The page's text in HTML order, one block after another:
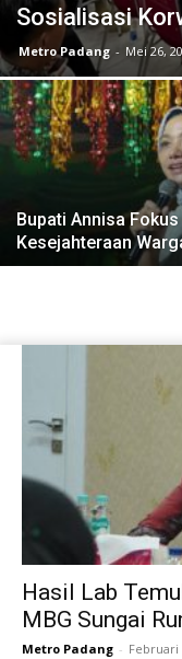
Sosialisasi
Metro Padang - Mei 26,
Bupati Annisa
Kesejahteraan
Hasil Lab
MBG Sungai
Metro Padang - Februari